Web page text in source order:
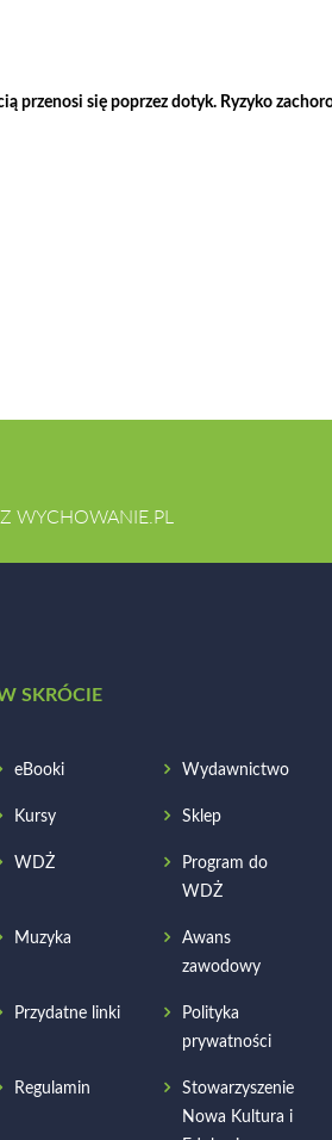
przenosi się poprzez dotyk. Ryzyko
WYCHOWANIE.PL
SKRÓCIE
eBooki Wydawnictwo
Kursy Sklep
WDŻ
Program do
WDŻ
Muzyka
Awans
zawodowy
Przydatne linki
Polityka
prywatności
Regulamin
Stowarzyszenie
Nowa Kultura i